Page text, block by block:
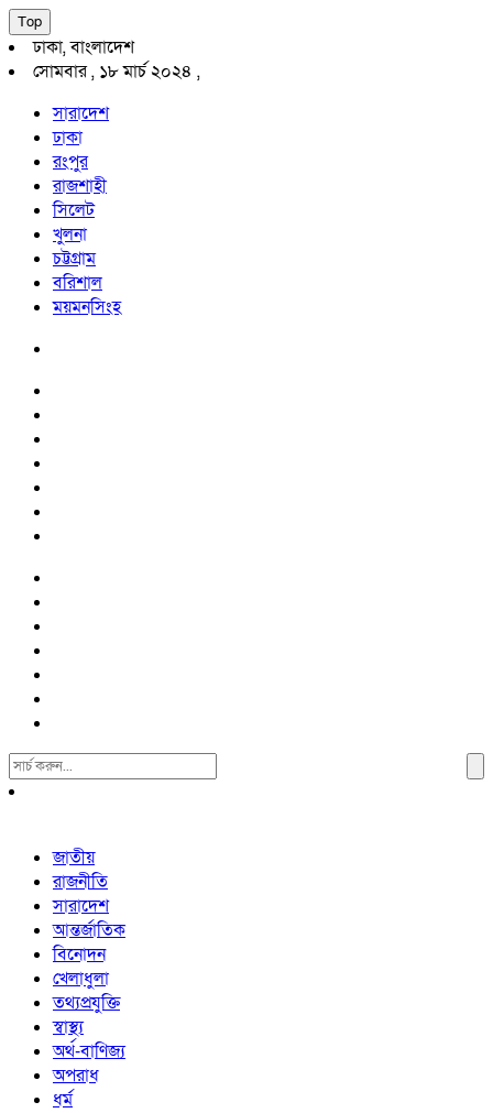
Top
ঢাকা, বাংলাদেশ
সোমবার , ১৮ মার্চ ২০২৪ ,
সারাদেশ
ঢাকা
রংপুর
রাজশাহী
সিলেট
খুলনা
চট্টগ্রাম
বরিশাল
ময়মনসিংহ
Search
For:
জাতীয়
রাজনীতি
সারাদেশ
আন্তর্জাতিক
বিনোদন
খেলাধুলা
তথ্যপ্রযুক্তি
স্বাস্থ্য
অর্থ-বাণিজ্য
অপরাধ
ধর্ম